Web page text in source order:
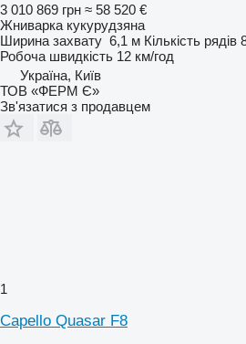
3 010 869 грн ≈ 58 520 €
Жниварка кукурудзяна
Ширина захвату 6,1 м Кількість рядів
Робоча швидкість 12 км/год
Україна, Київ
ТОВ «ФЕРМ Є»
Зв'язатися з продавцем
1
Capello Quasar F8